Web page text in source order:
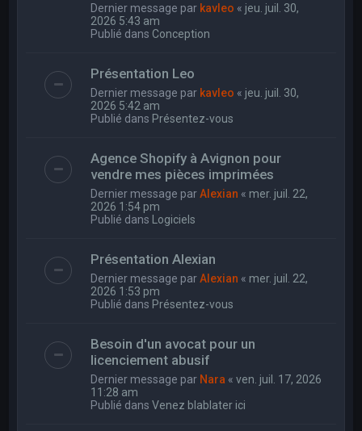
Dernier message par kavleo « jeu. juil. 30,
2026 5:43 am
Publié dans Conception
Présentation Leo
Dernier message par kavleo « jeu. juil. 30,
2026 5:42 am
Publié dans Présentez-vous
Agence Shopify à Avignon pour
vendre mes pièces imprimées
Dernier message parAlexian « mer. juil. 22,
2026 1:54 pm
Publié dans Logiciels
Présentation Alexian
Dernier message parAlexian « mer. juil. 22,
2026 1:53 pm
Publié dans Présentez-vous
Besoin d'un avocat pour un
licenciement abusif
Dernier message par Nara «ven. juil. 17, 2026
11:28 am
Publié dansVenez blablater ici